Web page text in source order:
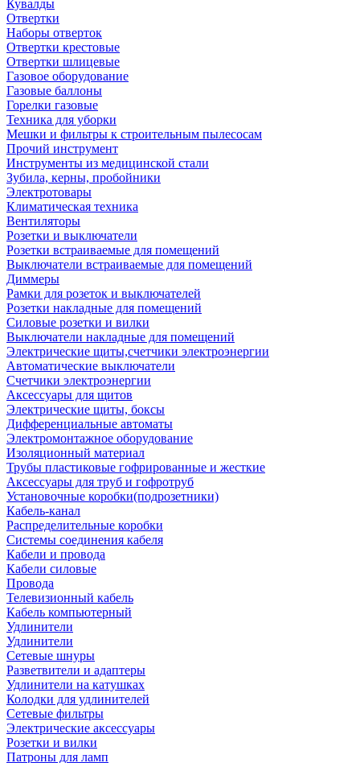
Кувалды
Отвертки
Наборы отверток
Отвертки крестовые
Отвертки шлицевые
Газовое оборудование
Газовые баллоны
Горелки газовые
Техника для уборки
Мешки и фильтры к строительным пылесосам
Прочий инструмент
Инструменты из медицинской стали
Зубила, керны, пробойники
Электротовары
Климатическая техника
Вентиляторы
Розетки и выключатели
Розетки встраиваемые для помещений
Выключатели встраиваемые для помещений
Диммеры
Рамки для розеток и выключателей
Розетки накладные для помещений
Силовые розетки и вилки
Выключатели накладные для помещений
Электрические щиты,счетчики электроэнергии
Автоматические выключатели
Счетчики электроэнергии
Аксессуары для щитов
Электрические щиты, боксы
Дифференциальные автоматы
Электромонтажное оборудование
Изоляционный материал
Трубы пластиковые гофрированные и жесткие
Аксессуары для труб и гофротруб
Установочные коробки(подрозетники)
Кабель-канал
Распределительные коробки
Системы соединения кабеля
Кабели и провода
Кабели силовые
Провода
Телевизионный кабель
Кабель компьютерный
Удлинители
Удлинители
Сетевые шнуры
Разветвители и адаптеры
Удлинители на катушках
Колодки для удлинителей
Сетевые фильтры
Электрические аксессуары
Розетки и вилки
Патроны для ламп